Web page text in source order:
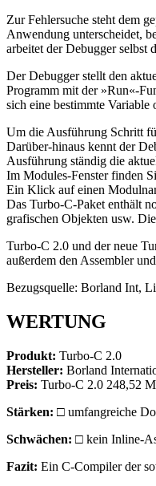
Zur Fehlersuche steht dem
Anwendung unterscheidet,
arbeitet der Debugger selbst
Der Debugger stellt den
Programm mit der »Run«-
sich eine bestimmte
Um die Ausführung Schritt
Darüber-hinaus kennt der
Ausführung ständig die
Im Modules-Fenster finden
Ein Klick auf einen
Das Turbo-C-Paket enthält
grafischen Objekten usw.
Turbo-C 2.0 und der neue
außerdem den Assembler
Bezugsquelle: Borland Int,
WERTUNG
Produkt: Turbo-C 2.0
Hersteller: Borland
Preis: Turbo-C 2.0 248,52
Stärken: □ umfangreiche
Schwächen: □ kein Inline-
Fazit: Ein C-Compiler der